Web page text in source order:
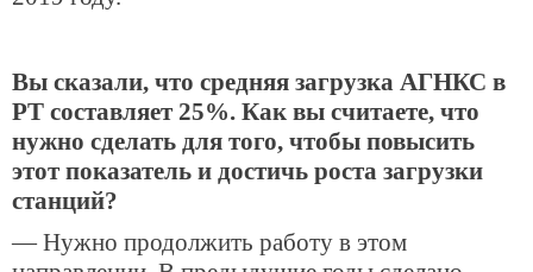
Вы сказали, что средняя загрузка АГНКС в
РТ составляет 25%. Как вы считаете, что
нужно сделать для того, чтобы повысить
этот показатель и достичь роста загрузки
станций?
— Нужно продолжить работу в этом